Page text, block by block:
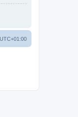
UTC+01:00